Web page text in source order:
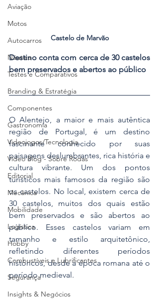
Aviação
Motos
Autocarros
Náutica
Testes e Comparativos
Branding & Estratégia
Componentes
Gastronomia
Videojogos/Tecnologia
Vídeo Blog - Sobre Rodas
Editorial
Mecânica
Mobilidade
Logística
Hobby
Combustíveis e Lubrificantes
Segurança
Insights & Negócios
Castelo de Marvão
Destino conta com cerca de 30 castelos
bem preservados e abertos ao público
O Alentejo, a maior e mais autêntica
região de Portugal, é um destino
fascinante conhecido por suas
paisagens deslumbrantes, rica história e
cultura vibrante. Um dos pontos
turísticos mais famosos da região são
os castelos. No local, existem cerca de
30 castelos, muitos dos quais estão
bem preservados e são abertos ao
público. Esses castelos variam em
tamanho e estilo arquitetônico,
refletindo diferentes períodos
históricos, desde a época romana até o
período medieval.